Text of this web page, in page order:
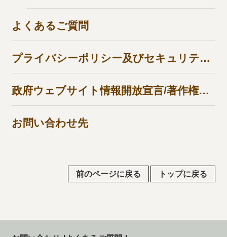
よくあるご質問
プライバシーポリシー及びセキュリティポリシー
政府ウェブサイト情報開放宣言/著作権管理について
お問い合わせ先
前のページに戻る トップに戻る